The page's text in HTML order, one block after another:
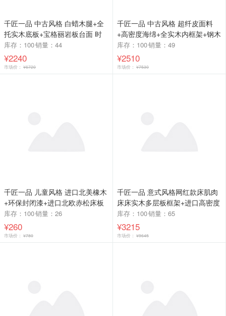
千匠一品 中古风格 白蜡木腿+全
托实木底板+宝格丽岩板台面 时
尚优雅猫耳餐桌-L
库存：100销量：44
¥2240
市场价： ¥6720
千匠一品 中古风格 超纤皮面料
+高密度海绵+全实木内框架+钢木
排骨架床板 时尚优雅床A101-B-L
库存：100销量：49
¥2510
市场价： ¥7530
千匠一品 儿童风格 进口北美橡木
+环保封闭漆+进口北欧赤松床板
时尚大气儿童床627-L
库存：100销量：26
¥260
市场价： ¥780
千匠一品 意式风格网红款床肌肉
床床实木多层板框架+进口高密度
高回弹海绵+进口超纤皮 高档大
气床284床-X
库存：100销量：65
¥3215
市场价： ¥9645